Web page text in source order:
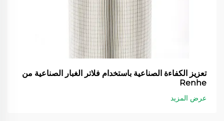
تعزيز الكفاءة الصناعية باستخدام فلاتر الغبار الصناعية من
Renhe
عرض المزيد